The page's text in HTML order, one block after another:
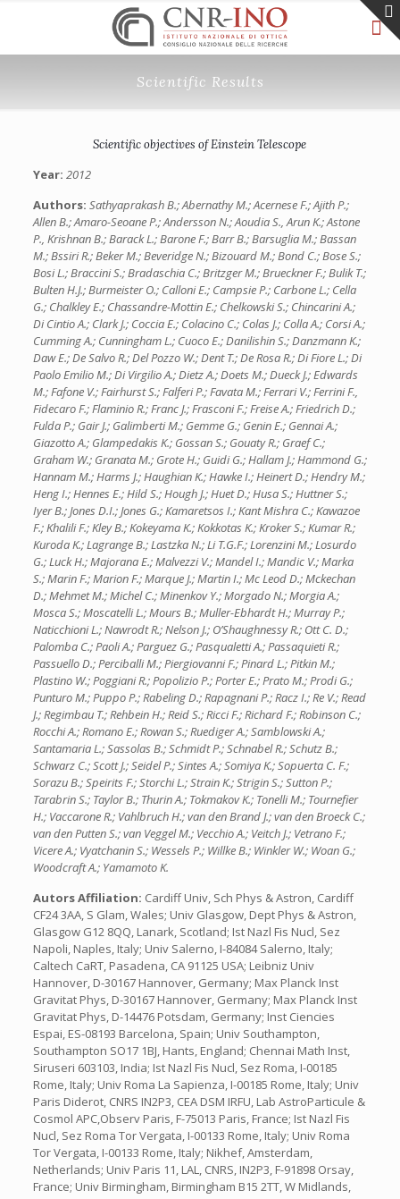
Scientific Results
Scientific objectives of Einstein Telescope
Year: 2012
Authors: Sathyaprakash B.; Abernathy M.; Acernese F.; Ajith P.;
Allen B.; Amaro-Seoane P.; Andersson N.; Aoudia S., Arun K.; Astone
P., Krishnan B.; Barack L.; Barone F.; Barr B.; Barsuglia M.; Bassan
M.; Bssiri R.; Beker M.; Beveridge N.; Bizouard M.; Bond C.; Bose S.;
Bosi L.; Braccini S.; Bradaschia C.; Britzger M.; Brueckner F.; Bulik T.;
Bulten H.J.; Burmeister O.; Calloni E.; Campsie P.; Carbone L.; Cella
G.; Chalkley E.; Chassandre-Mottin E.; Chelkowski S.; Chincarini A.;
Di Cintio A.; Clark J.; Coccia E.; Colacino C.; Colas J.; Colla A.; Corsi A.;
Cumming A.; Cunningham L.; Cuoco E.; Danilishin S.; Danzmann K.;
Daw E.; De Salvo R.; Del Pozzo W.; Dent T.; De Rosa R.; Di Fiore L.; Di
Paolo Emilio M.; Di Virgilio A.; Dietz A.; Doets M.; Dueck J.; Edwards
M.; Fafone V.; Fairhurst S.; Falferi P.; Favata M.; Ferrari V.; Ferrini F.,
Fidecaro F.; Flaminio R.; Franc J.; Frasconi F.; Freise A.; Friedrich D.;
Fulda P.; Gair J.; Galimberti M.; Gemme G.; Genin E.; Gennai A.;
Giazotto A.; Glampedakis K.; Gossan S.; Gouaty R.; Graef C.;
Graham W.; Granata M.; Grote H.; Guidi G.; Hallam J.; Hammond G.;
Hannam M.; Harms J.; Haughian K.; Hawke I.; Heinert D.; Hendry M.;
Heng I.; Hennes E.; Hild S.; Hough J.; Huet D.; Husa S.; Huttner S.;
Iyer B.; Jones D.I.; Jones G.; Kamaretsos I.; Kant Mishra C.; Kawazoe
F.; Khalili F.; Kley B.; Kokeyama K.; Kokkotas K.; Kroker S.; Kumar R.;
Kuroda K.; Lagrange B.; Lastzka N.; Li T.G.F.; Lorenzini M.; Losurdo
G.; Luck H.; Majorana E.; Malvezzi V.; Mandel I.; Mandic V.; Marka
S.; Marin F.; Marion F.; Marque J.; Martin I.; Mc Leod D.; Mckechan
D.; Mehmet M.; Michel C.; Minenkov Y.; Morgado N.; Morgia A.;
Mosca S.; Moscatelli L.; Mours B.; Muller-Ebhardt H.; Murray P.;
Naticchioni L.; Nawrodt R.; Nelson J.; O’Shaughnessy R.; Ott C. D.;
Palomba C.; Paoli A.; Parguez G.; Pasqualetti A.; Passaquieti R.;
Passuello D.; Perciballi M.; Piergiovanni F.; Pinard L.; Pitkin M.;
Plastino W.; Poggiani R.; Popolizio P.; Porter E.; Prato M.; Prodi G.;
Punturo M.; Puppo P.; Rabeling D.; Rapagnani P.; Racz I.; Re V.; Read
J.; Regimbau T.; Rehbein H.; Reid S.; Ricci F.; Richard F.; Robinson C.;
Rocchi A.; Romano E.; Rowan S.; Ruediger A.; Samblowski A.;
Santamaria L.; Sassolas B.; Schmidt P.; Schnabel R.; Schutz B.;
Schwarz C.; Scott J.; Seidel P.; Sintes A.; Somiya K.; Sopuerta C. F.;
Sorazu B.; Speirits F.; Storchi L.; Strain K.; Strigin S.; Sutton P.;
Tarabrin S.; Taylor B.; Thurin A.; Tokmakov K.; Tonelli M.; Tournefier
H.; Vaccarone R.; Vahlbruch H.; van den Brand J.; van den Broeck C.;
van den Putten S.; van Veggel M.; Vecchio A.; Veitch J.; Vetrano F.;
Vicere A.; Vyatchanin S.; Wessels P.; Willke B.; Winkler W.; Woan G.;
Woodcraft A.; Yamamoto K.
Autors Affiliation: Cardiff Univ, Sch Phys & Astron, Cardiff
CF24 3AA, S Glam, Wales; Univ Glasgow, Dept Phys & Astron,
Glasgow G12 8QQ, Lanark, Scotland; Ist Nazl Fis Nucl, Sez
Napoli, Naples, Italy; Univ Salerno, I-84084 Salerno, Italy;
Caltech CaRT, Pasadena, CA 91125 USA; Leibniz Univ
Hannover, D-30167 Hannover, Germany; Max Planck Inst
Gravitat Phys, D-30167 Hannover, Germany; Max Planck Inst
Gravitat Phys, D-14476 Potsdam, Germany; Inst Ciencies
Espai, ES-08193 Barcelona, Spain; Univ Southampton,
Southampton SO17 1BJ, Hants, England; Chennai Math Inst,
Siruseri 603103, India; Ist Nazl Fis Nucl, Sez Roma, I-00185
Rome, Italy; Univ Roma La Sapienza, I-00185 Rome, Italy; Univ
Paris Diderot, CNRS IN2P3, CEA DSM IRFU, Lab AstroParticule &
Cosmol APC,Observ Paris, F-75013 Paris, France; Ist Nazl Fis
Nucl, Sez Roma Tor Vergata, I-00133 Rome, Italy; Univ Roma
Tor Vergata, I-00133 Rome, Italy; Nikhef, Amsterdam,
Netherlands; Univ Paris 11, LAL, CNRS, IN2P3, F-91898 Orsay,
France; Univ Birmingham, Birmingham B15 2TT, W Midlands,